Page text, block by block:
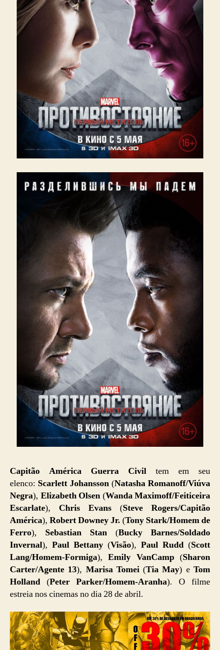
Capitão América Guerra Civil tem em seu
elenco: Scarlett Johansson (Natasha Romanoff/Viúva
Negra), Elizabeth Olsen (Wanda Maximoff/Feiticeira
Escarlate), Chris Evans (Steve Rogers/Capitão
América), Robert Downey Jr. (Tony Stark/Homem de
Ferro), Sebastian Stan (Bucky Barnes/Soldado
Invernal), Paul Bettany (Visão), Paul Rudd (Scott
Lang/Homem-Formiga),Emily VanCamp(Sharon
Carter/Agente 13), Marisa Tomei(Tia May) eTom
Holland (Peter Parker/Homem-Aranha). O filme
estreia nos cinemas no dia 28 de abril.